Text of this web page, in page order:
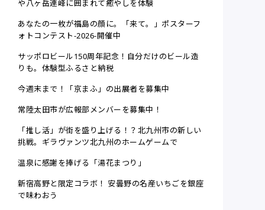
や八ヶ岳連峰に囲まれて癒やしを体験
あなたの一枚が福島の顔に。「来て。」ポスターフ
ォトコンテスト-2026-開催中
サッポロビール150周年記念！自分だけのビール造
りも。体験型ふるさと納税
今週末まで！「京まふ」の出展者を募集中
常陸太田市が広報部メンバーを募集中！
「推し活」が街を盛り上げる！？北九州市の新しい
挑戦。ギラヴァンツ北九州のホームゲームで
温泉に感謝を捧げる「湯花まつり」
新宿高野と限定コラボ！ 安曇野の名産いちごを銀座
で味わおう